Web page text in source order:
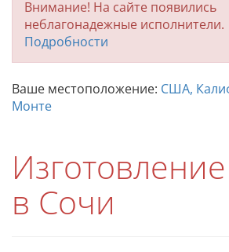
Внимание! На сайте появились
неблагонадежные исполнители.
Подробности
Ваше местоположение: США,
Монте
в Сочи